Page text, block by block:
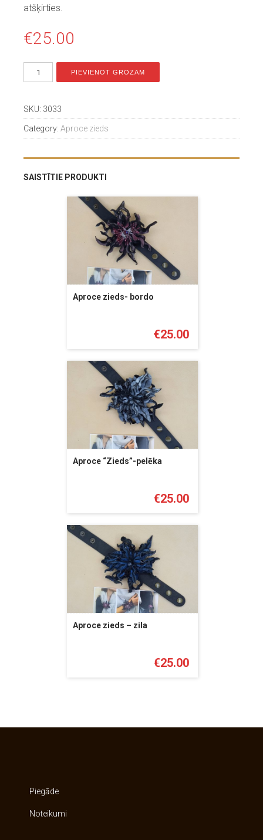
atšķirties.
€25.00
PIEVIENOT GROZAM
SKU: 3033
Category: Aproce zieds
SAISTĪTIE PRODUKTI
Aproce zieds- bordo
€25.00
Aproce “Zieds”-pelēka
€25.00
Aproce zieds – zila
€25.00
Piegāde
Noteikumi